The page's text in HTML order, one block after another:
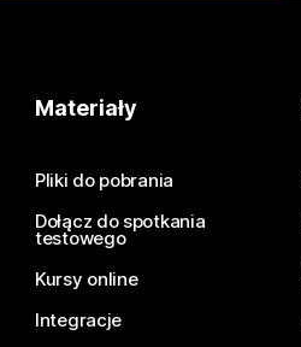
Materiały
Pliki do pobrania
Dołącz do spotkania
testowego
Kursy online
Integracje